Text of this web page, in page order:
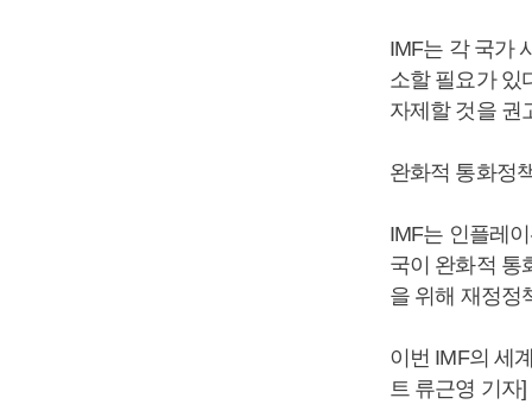
IMF는 각 국가
소할 필요가 있
자제할 것을 권
완화적 통화정
IMF는 인플레
국이 완화적 통
을 위해 재정정
이번 IMF의 세
트 류근영 기자]